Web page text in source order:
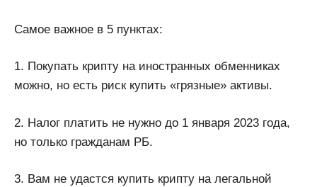
Самое важное в 5 пунктах:
1. Покупать крипту на иностранных обменниках
можно, но есть риск купить «грязные» активы.
2. Налог платить не нужно до 1 января 2023 года,
но только гражданам РБ.
3. Вам не удастся купить крипту на легальной